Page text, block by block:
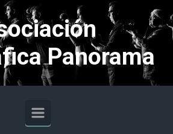
Panorama